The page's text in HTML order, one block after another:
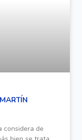
considera de